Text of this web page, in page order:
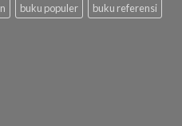
buku populer
buku referensi